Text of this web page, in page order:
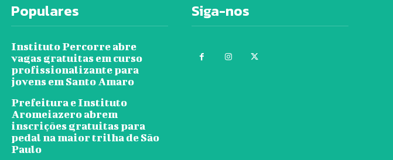
Populares
Instituto Percorre abre
vagas gratuitas em curso
profissionalizante para
jovens em Santo Amaro
Prefeitura e Instituto
Aromeiazero abrem
inscrições gratuitas para
pedal na maior trilha de São
Paulo
Siga-nos